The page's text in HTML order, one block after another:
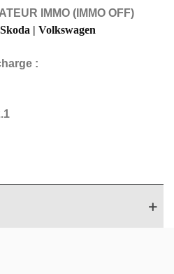
IMMO (IMMO OFF)
| Volkswagen
: